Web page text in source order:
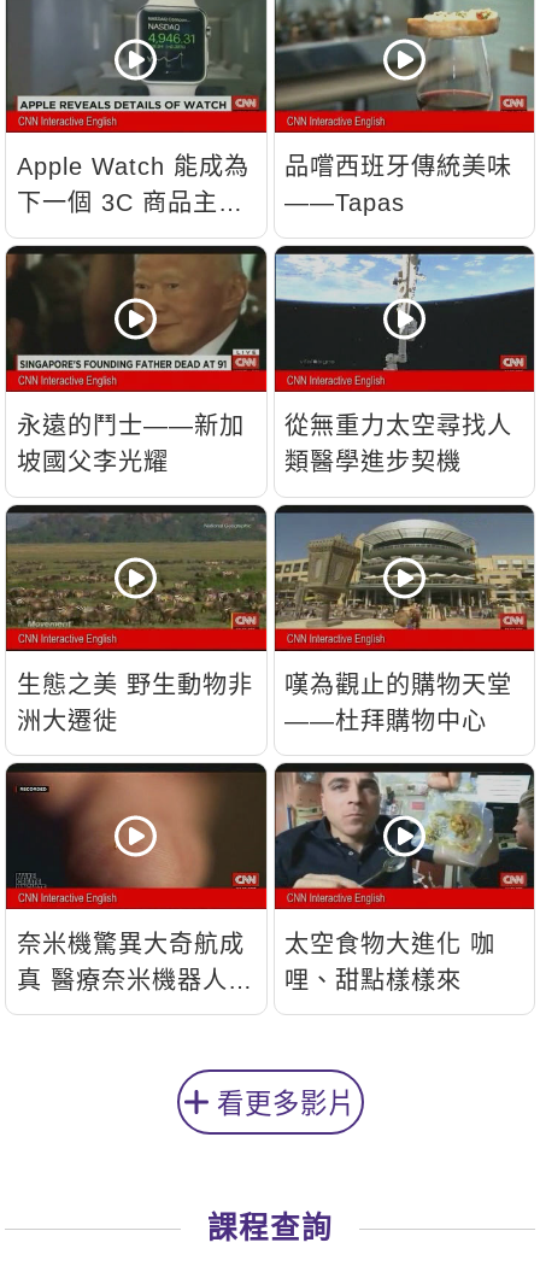
Apple Watch 能成為
下一個 3C 商品主
流？
品嚐西班牙傳統美味
——Tapas
永遠的鬥士——新加
坡國父李光耀
從無重力太空尋找人
類醫學進步契機
生態之美 野生動物非
洲大遷徙
嘆為觀止的購物天堂
——杜拜購物中心
奈米機驚異大奇航成
真 醫療奈米機器人問
世
太空食物大進化 咖
哩、甜點樣樣來
看更多影片
課程查詢